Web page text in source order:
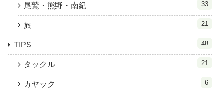
尾鷲・熊野・南紀 33
旅 21
TIPS 48
タックル 21
カヤック 6